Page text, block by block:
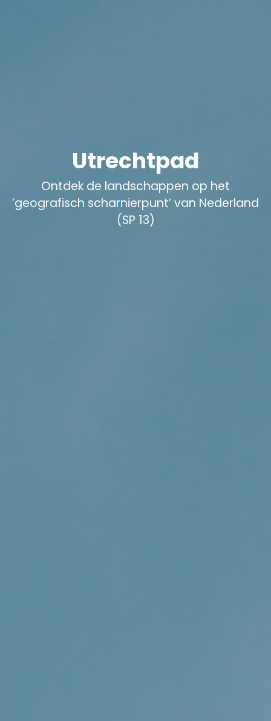
Utrechtpad
Ontdek de landschappen op het
’geografisch scharnierpunt’ van Nederland
(SP 13)